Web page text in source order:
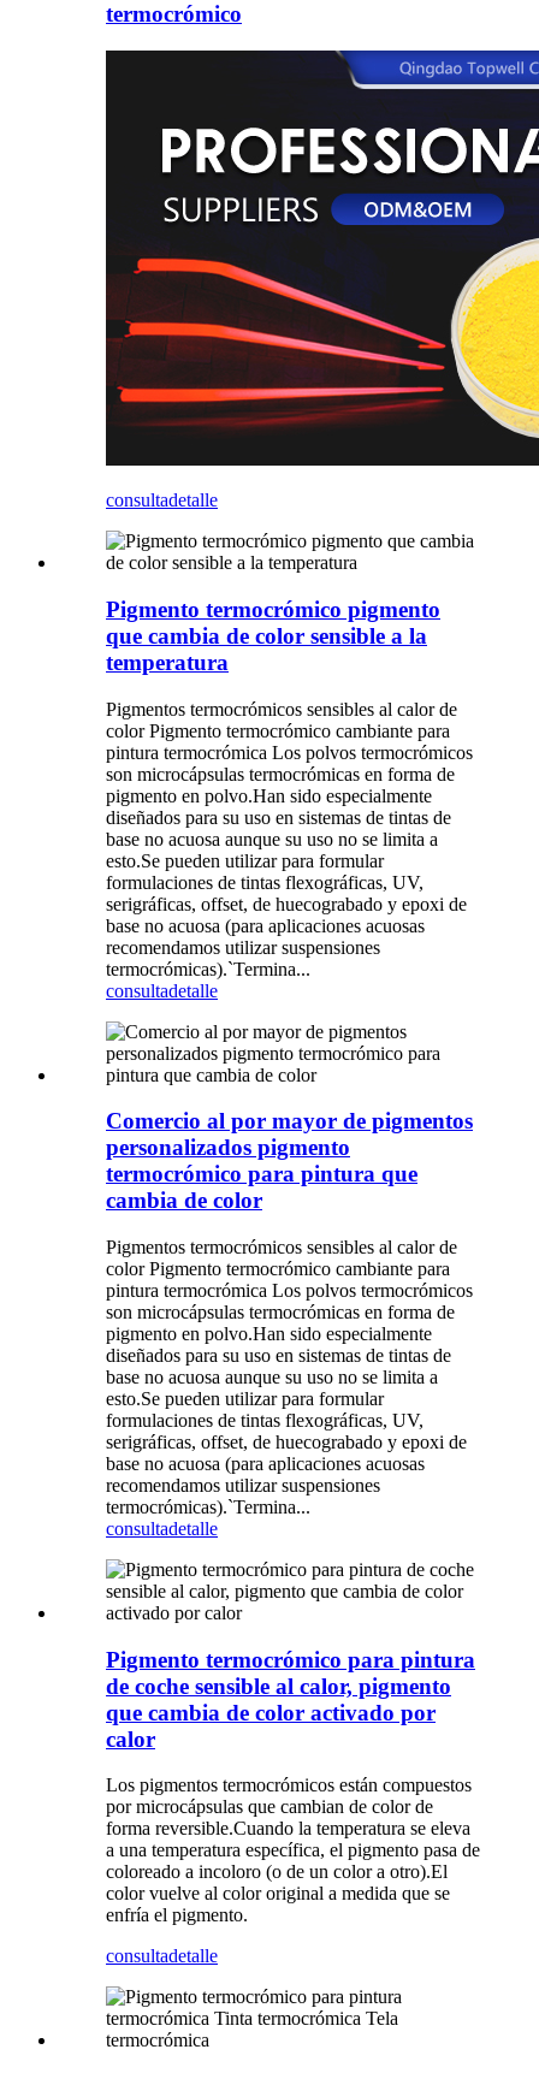
termocrómico
consultadetalle
Pigmento termocrómico pigmento
que cambia de color sensible a la
temperatura
Pigmentos termocrómicos sensibles al calor de
color Pigmento termocrómico cambiante para
pintura termocrómica Los polvos termocrómicos
son microcápsulas termocrómicas en forma de
pigmento en polvo.Han sido especialmente
diseñados para su uso en sistemas de tintas de
base no acuosa aunque su uso no se limita a
esto.Se pueden utilizar para formular
formulaciones de tintas flexográficas, UV,
serigráficas, offset, de huecograbado y epoxi de
base no acuosa (para aplicaciones acuosas
recomendamos utilizar suspensiones
termocrómicas).`Termina...
consultadetalle
Comercio al por mayor de pigmentos
personalizados pigmento
termocrómico para pintura que
cambia de color
Pigmentos termocrómicos sensibles al calor de
color Pigmento termocrómico cambiante para
pintura termocrómica Los polvos termocrómicos
son microcápsulas termocrómicas en forma de
pigmento en polvo.Han sido especialmente
diseñados para su uso en sistemas de tintas de
base no acuosa aunque su uso no se limita a
esto.Se pueden utilizar para formular
formulaciones de tintas flexográficas, UV,
serigráficas, offset, de huecograbado y epoxi de
base no acuosa (para aplicaciones acuosas
recomendamos utilizar suspensiones
termocrómicas).`Termina...
consultadetalle
Pigmento termocrómico para pintura
de coche sensible al calor, pigmento
que cambia de color activado por
calor
Los pigmentos termocrómicos están compuestos
por microcápsulas que cambian de color de
forma reversible.Cuando la temperatura se eleva
a una temperatura específica, el pigmento pasa de
coloreado a incoloro (o de un color a otro).El
color vuelve al color original a medida que se
enfría el pigmento.
consultadetalle